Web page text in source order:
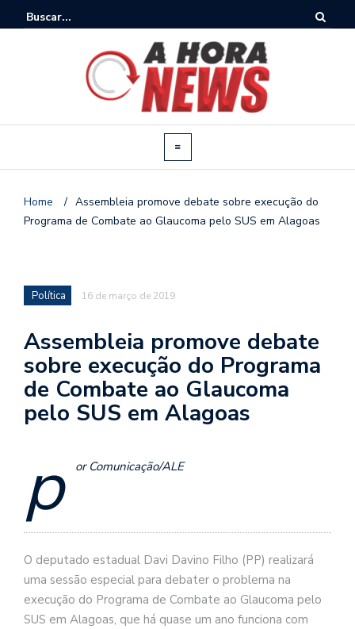
Home / Assembleia promove debate sobre execução do
Programa de Combate ao Glaucoma pelo SUS em Alagoas
Política 16 de março de 2019
Assembleia promove debate
sobre execução do Programa
de Combate ao Glaucoma
pelo SUS em Alagoas
p or Comunicação/ALE
O deputado estadual Davi Davino Filho (PP) realizará
uma sessão especial para debater o problema na
execução do Programa de Combate ao Glaucoma pelo
SUS em Alagoas, que há quase um ano funciona com